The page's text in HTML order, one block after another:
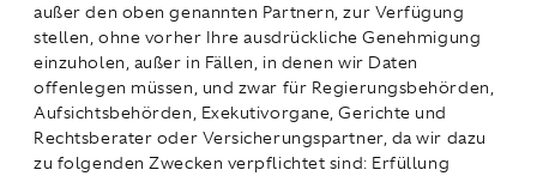
außer den oben genannten Partnern, zur Verfügung
stellen, ohne vorher Ihre ausdrückliche Genehmigung
einzuholen, außer in Fällen, in denen wir Daten
offenlegen müssen, und zwar für Regierungsbehörden,
Aufsichtsbehörden, Exekutivorgane, Gerichte und
Rechtsberater oder Versicherungspartner, da wir dazu
zu folgenden Zwecken verpflichtet sind: Erfüllung